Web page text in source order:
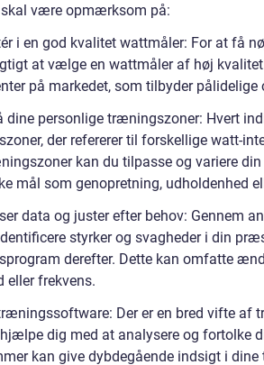
være opmærksom på:
i en god kvalitet wattmåler: For at få
at vælge en wattmåler af høj
på markedet, som tilbyder
dine personlige træningszoner: Hvert
der refererer til forskellige watt-
kan du tilpasse og variere
mål som genopretning, udholdenhed
data og juster efter behov: Gennem
styrker og svagheder i din
derefter. Dette kan omfatte
eller frekvens.
Der er en bred vifte af
dig med at analysere og fortolke
kan give dybdegående indsigt i